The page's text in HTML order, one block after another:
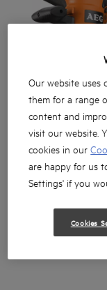
Our website uses
them for a range
content and
visit our website.
cookies in our
are happy for us
Settings' if you
Cookies